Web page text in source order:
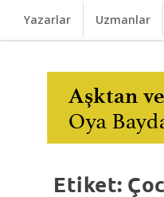
Yazarlar Uzmanlar
Etiket: